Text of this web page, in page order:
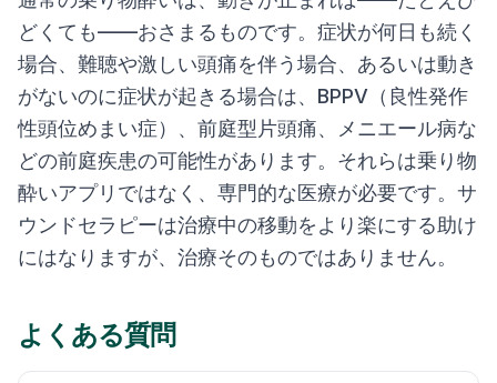
どくても——おさまるものです。症状が何日も続く
場合、難聴や激しい頭痛を伴う場合、あるいは動き
がないのに症状が起きる場合は、BPPV（良性発作
性頭位めまい症）、前庭型片頭痛、メニエール病な
どの前庭疾患の可能性があります。それらは乗り物
酔いアプリではなく、専門的な医療が必要です。サ
ウンドセラピーは治療中の移動をより楽にする助け
にはなりますが、治療そのものではありません。
よくある質問